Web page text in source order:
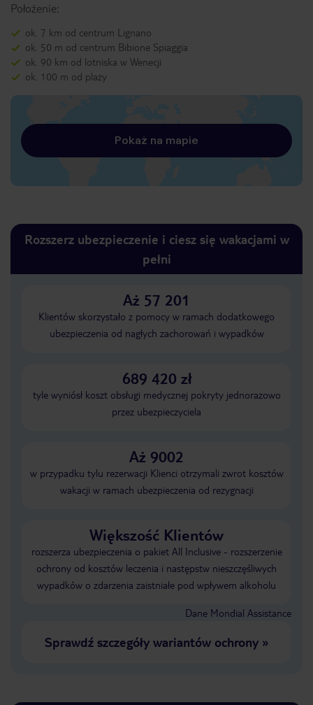
Położenie:
ok. 7 km od centrum Lignano
ok. 50 m od centrum Bibione Spiaggia
ok. 90 km od lotniska w Wenecji
ok. 100 m od plaży
Pokaż na mapie
Rozszerz ubezpieczenie i ciesz się wakacjami w
pełni
Aż 57 201
Klientów skorzystało z pomocy w ramach dodatkowego
ubezpieczenia od nagłych zachorowań i wypadków
689 420 zł
tyle wyniósł koszt obsługi medycznej pokryty jednorazowo
przez ubezpieczyciela
Aż 9002
w przypadku tylu rezerwacji Klienci otrzymali zwrot kosztów
wakacji w ramach ubezpieczenia od rezygnacji
Większość Klientów
rozszerza ubezpieczenia o pakiet All Inclusive - rozszerzenie
ochrony od kosztów leczenia i następstw nieszczęśliwych
wypadków o zdarzenia zaistniałe pod wpływem alkoholu
Dane Mondial Assistance
Sprawdź szczegóły wariantów ochrony»